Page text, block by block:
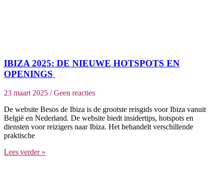
IBIZA 2025: DE NIEUWE HOTSPOTS EN
OPENINGS
23 maart 2025 Geen reacties
De website Besos de Ibiza is de grootste reisgids voor Ibiza vanuit
België en Nederland. De website biedt insidertips, hotspots en
diensten voor reizigers naar Ibiza. Het behandelt verschillende
praktische
Lees verder »